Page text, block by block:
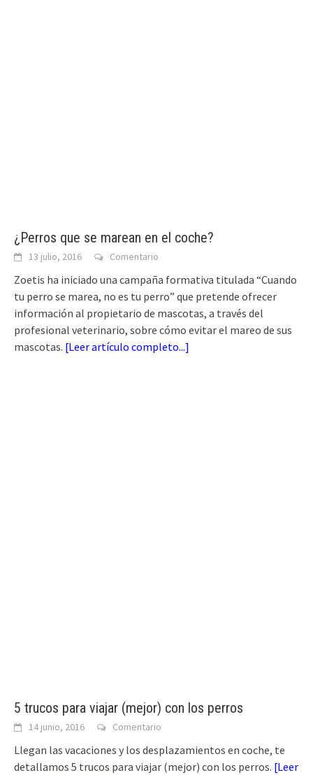
¿Perros que se marean en el coche?
13 julio, 2016 Comentario
Zoetis ha iniciado una campaña formativa titulada “Cuando
tu perro se marea, no es tu perro” que pretende ofrecer
información al propietario de mascotas, a través del
profesional veterinario, sobre cómo evitar el mareo de sus
mascotas. [Leer artículo completo...]
5 trucos para viajar (mejor) con los perros
14 junio, 2016 Comentario
Llegan las vacaciones y los desplazamientos en coche, te
detallamos 5 trucos para viajar (mejor) con los perros. [Leer